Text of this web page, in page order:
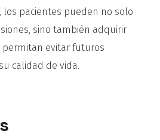
los pacientes pueden no solo
sino también adquirir
evitar futuros
calidad de vida.